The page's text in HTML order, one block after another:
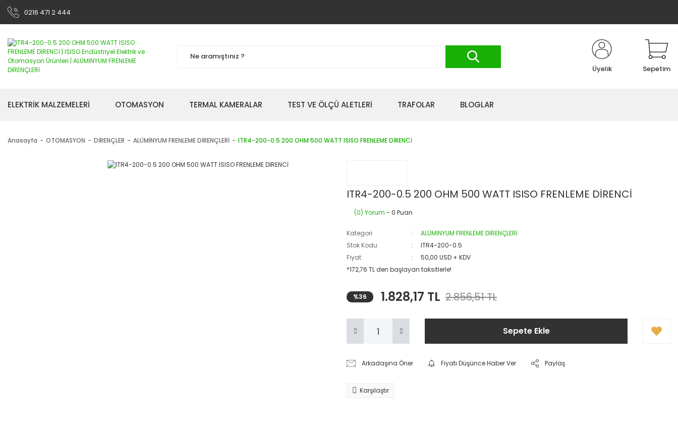
0216 471 2 444
Üyelik Sepetim
ELEKTRİK MALZEMELERİ OTOMASYON TERMAL KAMERALAR TEST VE ÖLÇÜ ALETLERİ TRAFOLAR BLOGLAR
Anasayfa OTOMASYON DİRENÇLER ALÜMİNYUM FRENLEME DİRENÇLERİ ITR4-200-0.5 200 OHM 500 WATT ISISO FRENLEME DİRENCİ
ITR4-200-0.5 200 OHM 500 WATT ISISO FRENLEME DİRENCİ
(0) Yorum - 0 Puan
Kategori
ALÜMİNYUM FRENLEME DİRENÇLERİ
Stok Kodu
ITR4-200-0.5
Fiyat
50,00 USD + KDV
*172,76 TL den başlayan taksitlerle!
%36 1.828,17 TL 2.856,51 TL
Sepete Ekle
Arkadaşına Öner Fiyatı Düşünce Haber Ver Paylaş
Karşılaştır